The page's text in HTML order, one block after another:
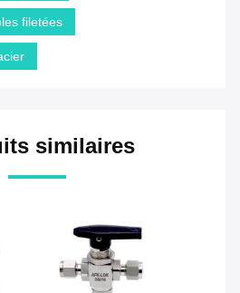
filetées
similaires